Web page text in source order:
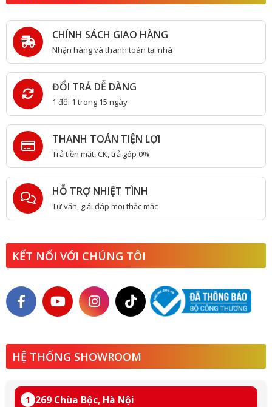
CHÍNH SÁCH GIAO HÀNG
Nhận hàng và thanh toán tại nhà
ĐỔI TRẢ DỄ DÀNG
1 đổi 1 trong 15 ngày
THANH TOÁN TIỆN LỢI
Trả tiền mặt, CK, trả góp 0%
HỖ TRỢ NHIỆT TÌNH
Tư vấn, giải đáp mọi thắc mắc
KẾT NỐI VỚI CHÚNG TÔI
HỆ THỐNG SHOWROOM
1 269 Chùa Bộc, Hà Nội